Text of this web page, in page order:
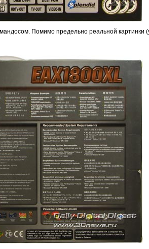
Помимо предельно реальной картинки